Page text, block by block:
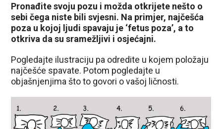
Pronađite svoju pozu i možda otkrijete nešto o
sebi čega niste bili svjesni. Na primjer, najčešća
poza u kojoj ljudi spavaju je ‘fetus poza’, a to
otkriva da su sramežljivi i osjećajni.
Pogledajte ilustraciju pa odredite u kojem položaju
najčešće spavate. Potom pogledajte u
objašnjenjima što to govori o vašoj ličnosti.